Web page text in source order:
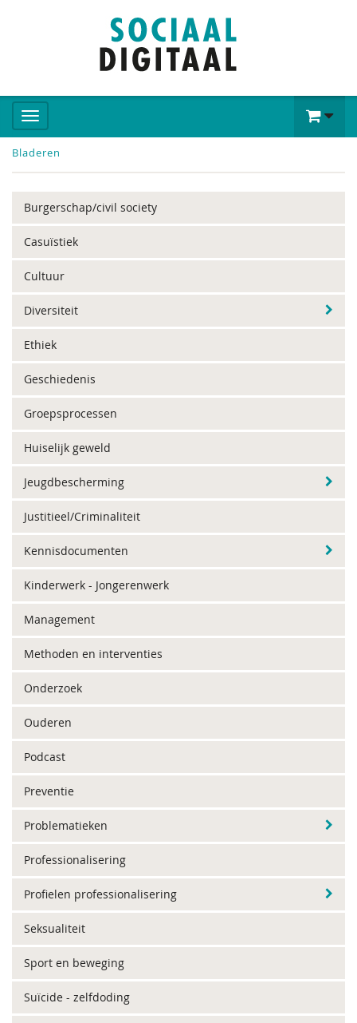
Bladeren
Burgerschap/civil society
Casuïstiek
Cultuur
Diversiteit
Ethiek
Geschiedenis
Groepsprocessen
Huiselijk geweld
Jeugdbescherming
Justitieel/Criminaliteit
Kennisdocumenten
Kinderwerk - Jongerenwerk
Management
Methoden en interventies
Onderzoek
Ouderen
Podcast
Preventie
Problematieken
Professionalisering
Profielen professionalisering
Seksualiteit
Sport en beweging
Suïcide - zelfdoding